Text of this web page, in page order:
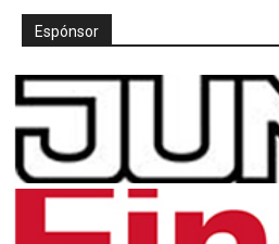
Espónsor